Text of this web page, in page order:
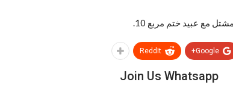
مع عبيد ختم مربع 10.
Google+
ReddIt
Join Us Whatsapp